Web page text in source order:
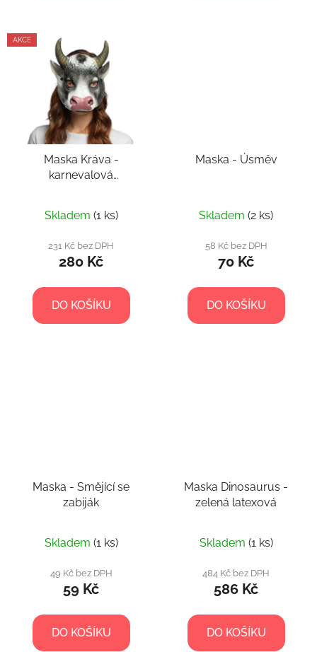
AKCE
Maska Kráva -
karnevalová
Skladem (1 ks)
231 Kč bez DPH
280 Kč
DO KOŠÍKU
Maska - Úsměv
Skladem (2 ks)
58 Kč bez DPH
70 Kč
DO KOŠÍKU
Maska - Smějící se
zabiják
Skladem (1 ks)
49 Kč bez DPH
59 Kč
DO KOŠÍKU
Maska Dinosaurus -
zelená latexová
Skladem (1 ks)
484 Kč bez DPH
586 Kč
DO KOŠÍKU